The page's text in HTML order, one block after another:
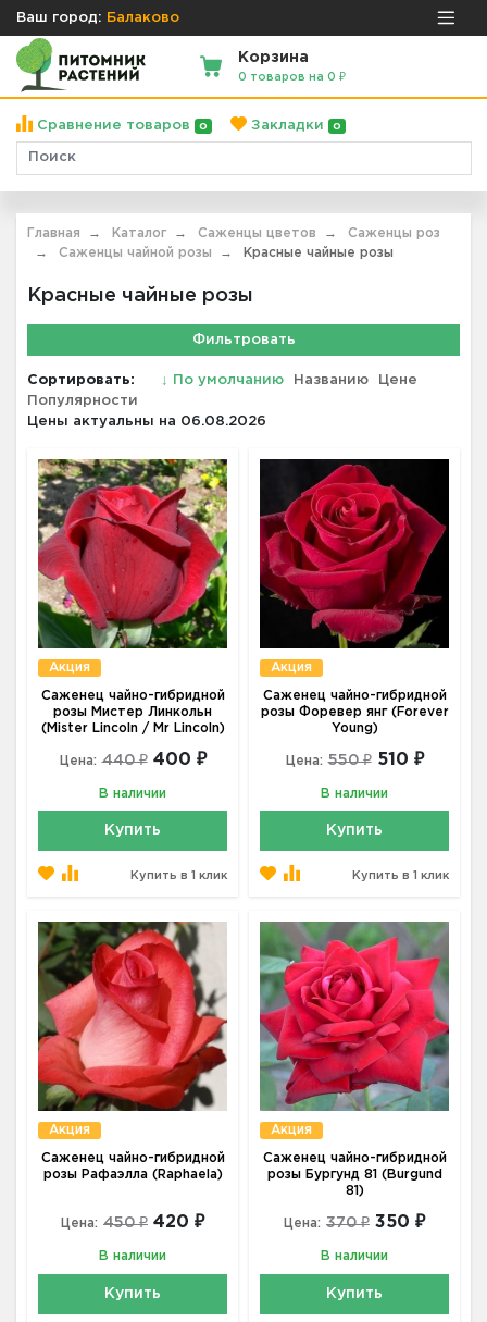
Ваш город: Балаково
Корзина
0 товаров на 0 ₽
Сравнение товаров 0 Закладки 0
Главная Каталог Саженцы цветов
Саженцы роз
Саженцы чайной розы
Красные чайные розы
Красные чайные розы
Фильтровать
Сортировать: ↓ По умолчанию Названию
Цене
Популярности
Цены актуальны на 06.08.2026
Акция
Саженец чайно-гибридной
розы Мистер Линкольн
(Mister Lincoln / Mr Lincoln)
Цена: 440 ₽ 400 ₽
В наличии
Купить
Купить в 1 клик
Акция
Саженец чайно-гибридной
розы Форевер янг (Forever
Young)
Цена: 550 ₽ 510 ₽
В наличии
Купить
Купить в 1 клик
Акция
Саженец чайно-гибридной
розы Рафаэлла (Raphaela)
Цена: 450 ₽ 420 ₽
В наличии
Купить
Акция
Саженец чайно-гибридной
розы Бургунд 81 (Burgund
81)
Цена: 370 ₽ 350 ₽
В наличии
Купить